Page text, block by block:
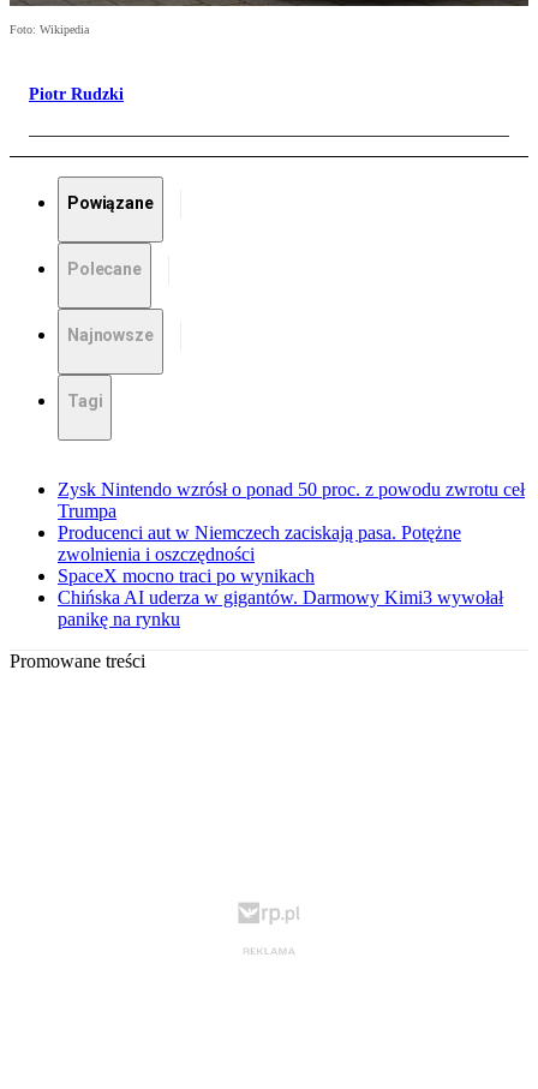
Foto: Wikipedia
Piotr Rudzki
Powiązane
Polecane
Najnowsze
Tagi
Zysk Nintendo wzrósł o ponad 50 proc. z powodu zwrotu ceł
Trumpa
Producenci aut w Niemczech zaciskają pasa. Potężne
zwolnienia i oszczędności
SpaceX mocno traci po wynikach
Chińska AI uderza w gigantów. Darmowy Kimi3 wywołał
panikę na rynku
Promowane treści